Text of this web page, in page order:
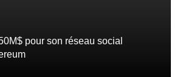
pour son réseau social